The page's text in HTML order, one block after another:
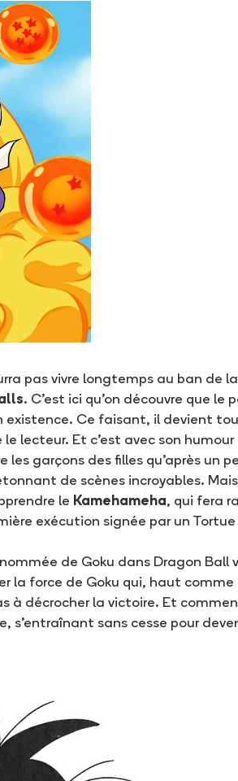
pas vivre longtemps au ban de
. C’est ici qu’on découvre que
existence. Ce faisant, il devient
lecteur. Et c’est avec son
garçons des filles qu’après un
de scènes incroyables.
le Kamehameha, qui fera
exécution signée par un
de Goku dans Dragon
la force de Goku qui, haut
à décrocher la victoire. Et
s'entraînant sans cesse pour